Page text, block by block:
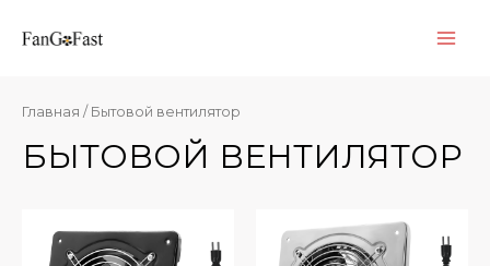
Главная / Бытовой вентилятор
БЫТОВОЙ ВЕНТИЛЯТОР